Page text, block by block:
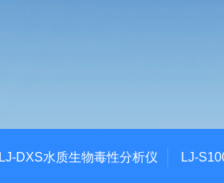
LJ-DXS水质生物毒性分析仪 LJ-